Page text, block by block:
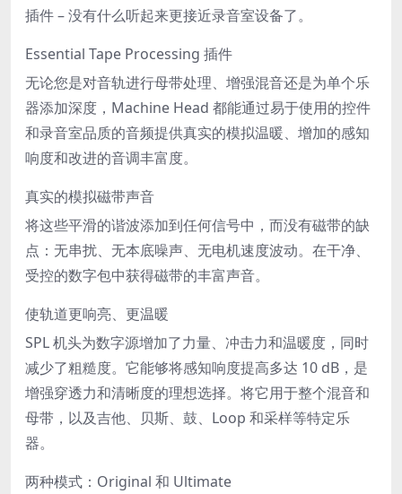
插件 – 没有什么听起来更接近录音室设备了。
Essential Tape Processing 插件
无论您是对音轨进行母带处理、增强混音还是为单个乐
器添加深度，Machine Head 都能通过易于使用的控件
和录音室品质的音频提供真实的模拟温暖、增加的感知
响度和改进的音调丰富度。
真实的模拟磁带声音
将这些平滑的谐波添加到任何信号中，而没有磁带的缺
点：无串扰、无本底噪声、无电机速度波动。在干净、
受控的数字包中获得磁带的丰富声音。
使轨道更响亮、更温暖
SPL 机头为数字源增加了力量、冲击力和温暖度，同时
减少了粗糙度。它能够将感知响度提高多达 10 dB，是
增强穿透力和清晰度的理想选择。将它用于整个混音和
母带，以及吉他、贝斯、鼓、Loop 和采样等特定乐
器。
两种模式：Original 和 Ultimate